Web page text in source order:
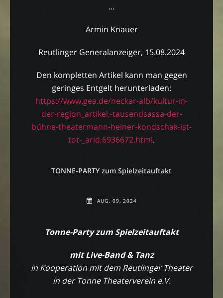
…
Armin Knauer
Reutlinger Generalanzeiger, 15.08.2024
Den kompletten Artikel kann man gegen
geringes Entgelt herunterladen:
https://www.gea.de/neckar-alb/kultur-in-
der-region_artikel,-tausendsassa-der-
bühne-theatermann-heiner-kondschak-ist-
tot-_arid,6936672.html.
TONNE-PARTY zum Spielzeitauftakt
AUG. 09, 2024
Tonne-Party zum Spielzeitauftakt
mit Live-Band & Tanz
in Kooperation mit dem Reutlinger Theater
in der Tonne Theaterverein e.V.